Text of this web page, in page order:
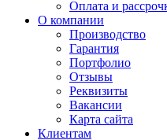
Оплата и
О компании
Производство
Гарантия
Портфолио
Отзывы
Реквизиты
Вакансии
Карта сайта
Клиентам